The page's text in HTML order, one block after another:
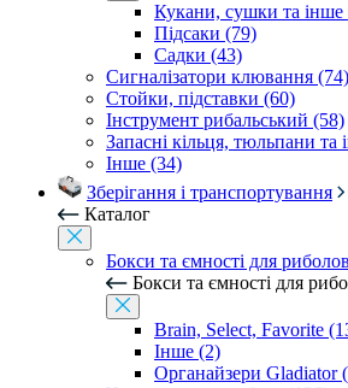
Кукани, сушки та інше
Підсаки (79)
Садки (43)
Сигналізатори клювання (74)
Стойки, підставки (60)
Інструмент рибальський (58)
Запасні кільця, тюльпани та
Інше (34)
Зберігання і транспортування
Каталог
Бокси та ємності для
Бокси та ємності для
Brain, Select, Favorite
Інше (2)
Органайзери Gladiator